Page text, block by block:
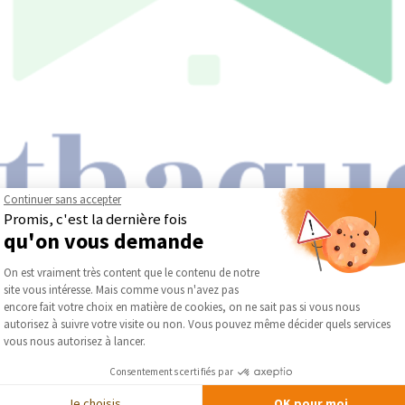
RGE spécialisé dans l'audit énergétique et
créé il y a plus de 10 ans et auteur de 2 ouvrages de
particuliers dans leurs projet de rénovation énergétique
aussi les particuliers dans la récuperation des
Continuer sans accepter
Promis, c'est la dernière fois
qu'on vous demande
Plateforme de Gestion du Consentement
On est vraiment très content que le contenu de notre
site vous intéresse. Mais comme vous n'avez pas
encore fait votre choix en matière de cookies, on ne sait pas si vous nous
autorisez à suivre votre visite ou non. Vous pouvez même décider quels services
vous nous autorisez à lancer.
Consentements certifiés par
Axeptio consent